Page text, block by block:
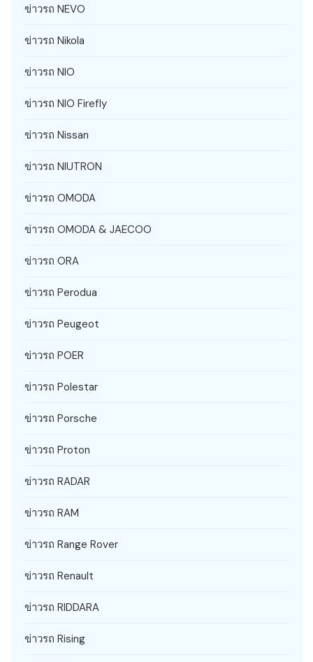
ข่าวรถ NEVO
ข่าวรถ Nikola
ข่าวรถ NIO
ข่าวรถ NIO Firefly
ข่าวรถ Nissan
ข่าวรถ NIUTRON
ข่าวรถ OMODA
ข่าวรถ OMODA & JAECOO
ข่าวรถ ORA
ข่าวรถ Perodua
ข่าวรถ Peugeot
ข่าวรถ POER
ข่าวรถ Polestar
ข่าวรถ Porsche
ข่าวรถ Proton
ข่าวรถ RADAR
ข่าวรถ RAM
ข่าวรถ Range Rover
ข่าวรถ Renault
ข่าวรถ RIDDARA
ข่าวรถ Rising